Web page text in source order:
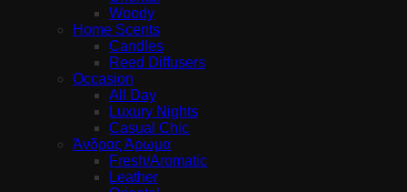
Woody
Home Scents
Candles
Reed Diffusers
Occasion
All Day
Luxury Nights
Casual Chic
Άνδρας Άρωμα
Fresh/Aromatic
Leather